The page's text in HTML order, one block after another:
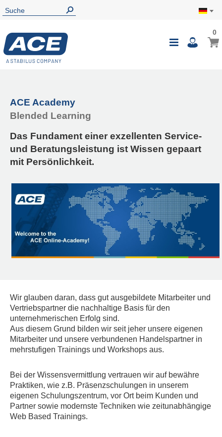
0
ACE Academy
Blended Learning
Das Fundament einer exzellenten Service-
und Beratungsleistung ist Wissen gepaart
mit Persönlichkeit.
Wir glauben daran, dass gut ausgebildete Mitarbeiter und
Vertriebspartner die nachhaltige Basis für den
unternehmerischen Erfolg sind.
Aus diesem Grund bilden wir seit jeher unsere eigenen
Mitarbeiter und unsere verbundenen Handelspartner in
mehrstufigen Trainings und Workshops aus.
Bei der Wissensvermittlung vertrauen wir auf bewähre
Praktiken, wie z.B. Präsenzschulungen in unserem
eigenen Schulungszentrum, vor Ort beim Kunden und
Partner sowie modernste Techniken wie zeitunabhängige
Web Based Trainings.